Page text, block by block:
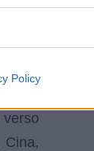
Policy
la